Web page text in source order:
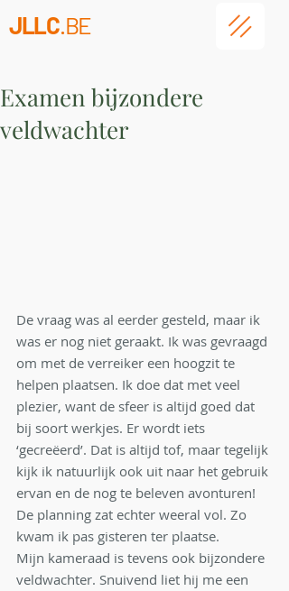
JLLC.BE
Examen bijzondere
veldwachter
De vraag was al eerder gesteld, maar ik
was er nog niet geraakt. Ik was gevraagd
om met de verreiker een hoogzit te
helpen plaatsen. Ik doe dat met veel
plezier, want de sfeer is altijd goed dat
bij soort werkjes. Er wordt iets
‘gecreëerd’. Dat is altijd tof, maar tegelijk
kijk ik natuurlijk ook uit naar het gebruik
ervan en de nog te beleven avonturen!
De planning zat echter weeral vol. Zo
kwam ik pas gisteren ter plaatse.
Mijn kameraad is tevens ook bijzondere
veldwachter. Snuivend liet hij me een